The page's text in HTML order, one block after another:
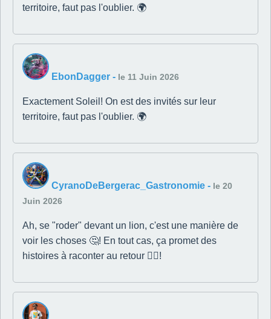
territoire, faut pas l'oublier. 🌍
EbonDagger - le 11 Juin 2026
Exactement Soleil! On est des invités sur leur
territoire, faut pas l'oublier. 🌍
CyranoDeBergerac_Gastronomie - le 20
Juin 2026
Ah, se "roder" devant un lion, c'est une manière de
voir les choses 🤔! En tout cas, ça promet des
histoires à raconter au retour 👍🏼!